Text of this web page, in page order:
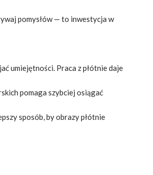
pomysłów — to inwestycja w
umiejętności. Praca z płótnie daje
pomaga szybciej osiągać
sposób, by obrazy płótnie